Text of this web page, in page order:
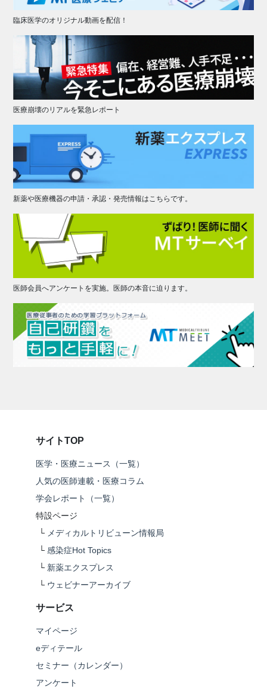
臨床医学のオリジナル動画を配信！
医療崩壊のリアルを緊急レポート
新薬や医療機器の申請・承認・発売情報はこちらです。
医師会員へアンケートを実施。医師の本音に迫ります。
サイトTOP
医学・医療ニュース（一覧）
人気の医師連載・医療コラム
学会レポート（一覧）
特設ページ
└ メディカルトリビューン情報局
└ 感染症Hot Topics
└ 新薬エクスプレス
└ ウェビナーアーカイブ
サービス
マイページ
eディテール
セミナー（カレンダー）
アンケート